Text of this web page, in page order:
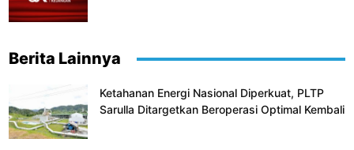
Berita Lainnya
Ketahanan Energi Nasional Diperkuat, PLTP
Sarulla Ditargetkan Beroperasi Optimal Kembali